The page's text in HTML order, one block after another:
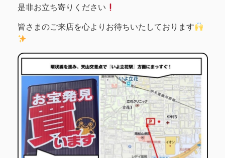
是非お立ち寄りください
皆さまのご来店を心よりお待ちいたしております